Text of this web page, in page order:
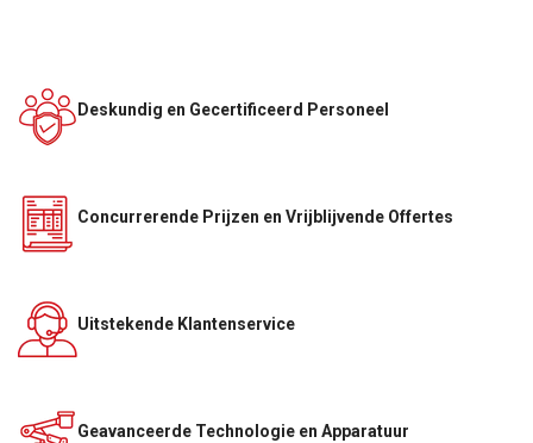
Deskundig en Gecertificeerd Personeel
Concurrerende Prijzen en Vrijblijvende Offertes
Uitstekende Klantenservice
Geavanceerde Technologie en Apparatuur